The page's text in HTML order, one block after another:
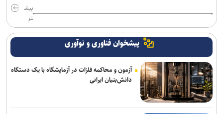
بیش
تر
پیشخوان فناوری و نوآوری
آزمون و محاکمه فلزات در آزمایشگاه با یک دستگاه
دانش‌بنیان ایرانی